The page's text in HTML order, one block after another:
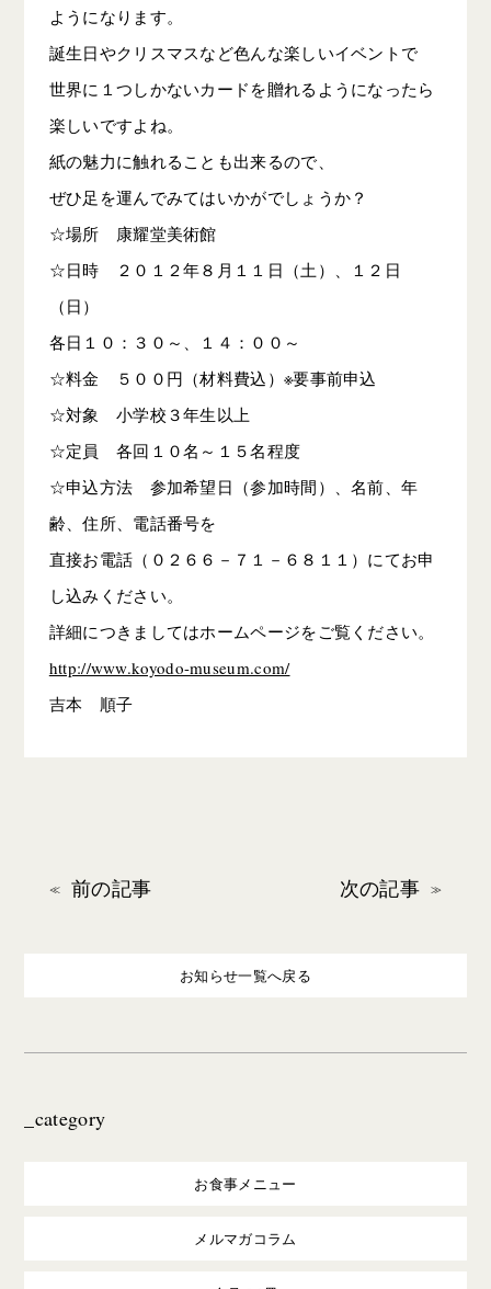
ようになります。
誕生日やクリスマスなど色んな楽しいイベントで
世界に１つしかないカードを贈れるようになったら
楽しいですよね。
紙の魅力に触れることも出来るので、
ぜひ足を運んでみてはいかがでしょうか？
☆場所 康耀堂美術館
☆日時 ２０１２年８月１１日（土）、１２日
（日）
各日１０：３０～、１４：００～
☆料金 ５００円（材料費込）※要事前申込
☆対象 小学校３年生以上
☆定員 各回１０名～１５名程度
☆申込方法 参加希望日（参加時間）、名前、年
齢、住所、電話番号を
直接お電話（０２６６－７１－６８１１）にてお申
し込みください。
詳細につきましてはホームページをご覧ください。
http://www.koyodo-museum.com/
吉本 順子
前の記事 次の記事
お知らせ一覧へ戻る
_category
お食事メニュー
メルマガコラム